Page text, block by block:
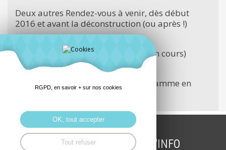
Deux autres Rendez-vous à venir, dès début
2016 et avant la déconstruction (ou après !)
Dimanche 10 janvier 2016
Passerelle en Poésie (programme en cours)
Dimanche 24 janvier 2016
1000 couleurs de Passerelle (programme en
INSCRIPTION LETTRE D'INFO
RGPD, en savoir + sur nos cookies
OK, tout accepter
Tout refuser